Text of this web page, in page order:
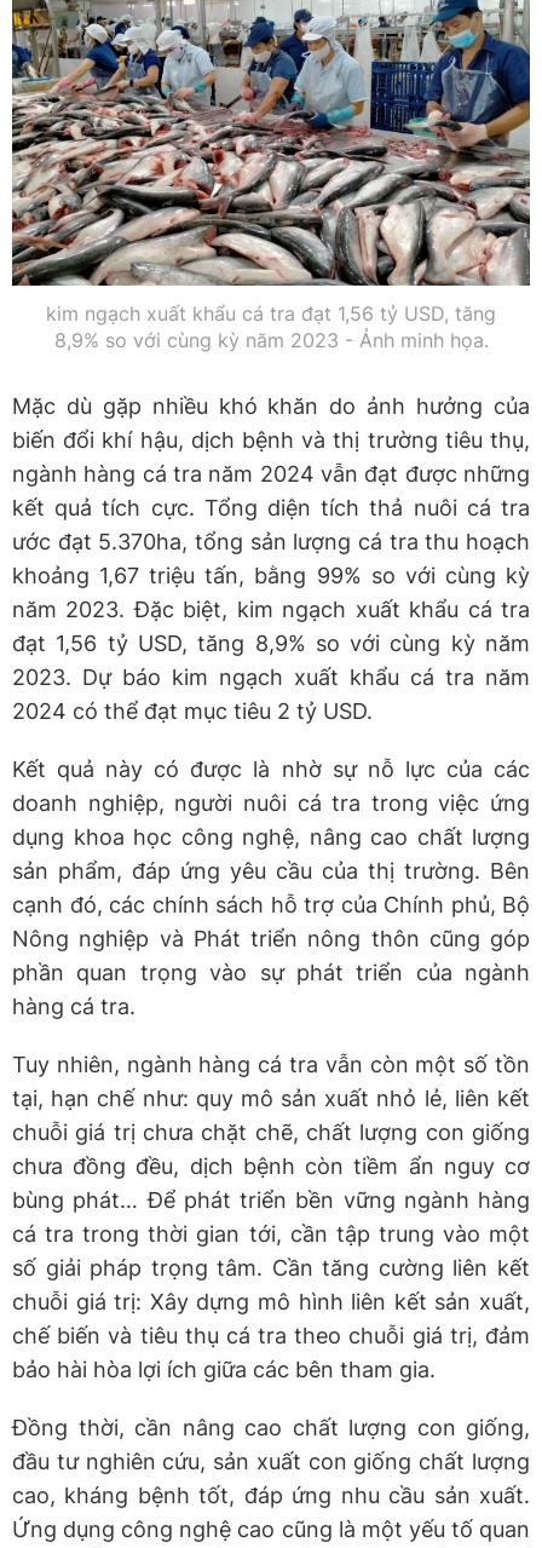
kim ngạch xuất khẩu cá tra đạt 1,56 tỷ USD, tăng
8,9% so với cùng kỳ năm 2023 - Ảnh minh họa.
Mặc dù gặp nhiều khó khăn do ảnh hưởng của
biến đổi khí hậu, dịch bệnh và thị trường tiêu thụ,
ngành hàng cá tra năm 2024 vẫn đạt được những
kết quả tích cực. Tổng diện tích thả nuôi cá tra
ước đạt 5.370ha, tổng sản lượng cá tra thu hoạch
khoảng 1,67 triệu tấn, bằng 99% so với cùng kỳ
năm 2023. Đặc biệt, kim ngạch xuất khẩu cá tra
đạt 1,56 tỷ USD, tăng 8,9% so với cùng kỳ năm
2023. Dự báo kim ngạch xuất khẩu cá tra năm
2024 có thể đạt mục tiêu 2 tỷ USD.
Kết quả này có được là nhờ sự nỗ lực của các
doanh nghiệp, người nuôi cá tra trong việc ứng
dụng khoa học công nghệ, nâng cao chất lượng
sản phẩm, đáp ứng yêu cầu của thị trường. Bên
cạnh đó, các chính sách hỗ trợ của Chính phủ, Bộ
Nông nghiệp và Phát triển nông thôn cũng góp
phần quan trọng vào sự phát triển của ngành
hàng cá tra.
Tuy nhiên, ngành hàng cá tra vẫn còn một số tồn
tại, hạn chế như: quy mô sản xuất nhỏ lẻ, liên kết
chuỗi giá trị chưa chặt chẽ, chất lượng con giống
chưa đồng đều, dịch bệnh còn tiềm ẩn nguy cơ
bùng phát… Để phát triển bền vững ngành hàng
cá tra trong thời gian tới, cần tập trung vào một
số giải pháp trọng tâm. Cần tăng cường liên kết
chuỗi giá trị: Xây dựng mô hình liên kết sản xuất,
chế biến và tiêu thụ cá tra theo chuỗi giá trị, đảm
bảo hài hòa lợi ích giữa các bên tham gia.
Đồng thời, cần nâng cao chất lượng con giống,
đầu tư nghiên cứu, sản xuất con giống chất lượng
cao, kháng bệnh tốt, đáp ứng nhu cầu sản xuất.
Ứng dụng công nghệ cao cũng là một yếu tố quan